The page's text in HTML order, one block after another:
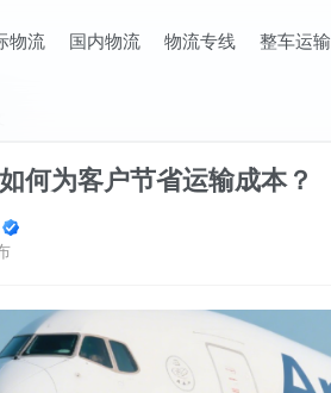
物流 国内物流 物流专线 整车运输
何为客户节省运输成本？